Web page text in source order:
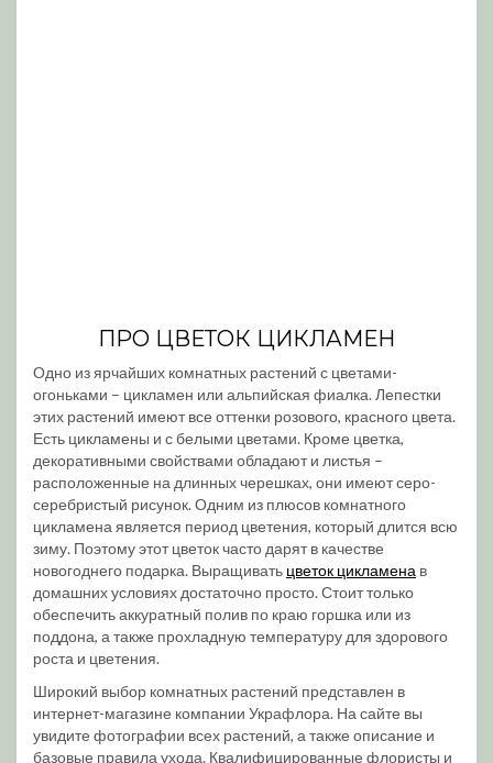
ПРО ЦВЕТОК ЦИКЛАМЕН
Одно из ярчайших комнатных растений с цветами-
огоньками – цикламен или альпийская фиалка. Лепестки
этих растений имеют все оттенки розового, красного цвета.
Есть цикламены и с белыми цветами. Кроме цветка,
декоративными свойствами обладают и листья –
расположенные на длинных черешках, они имеют серо-
серебристый рисунок. Одним из плюсов комнатного
цикламена является период цветения, который длится всю
зиму. Поэтому этот цветок часто дарят в качестве
новогоднего подарка. Выращивать цветок цикламена в
домашних условиях достаточно просто. Стоит только
обеспечить аккуратный полив по краю горшка или из
поддона, а также прохладную температуру для здорового
роста и цветения.
Широкий выбор комнатных растений представлен в
интернет-магазине компании Украфлора. На сайте вы
увидите фотографии всех растений, а также описание и
базовые правила ухода. Квалифицированные флористы и